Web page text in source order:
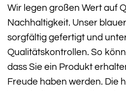
Wir legen großen Wert auf
Nachhaltigkeit. Unser
sorgfältig gefertigt und
Qualitätskontrollen. So
dass Sie ein Produkt
Freude haben werden. Die